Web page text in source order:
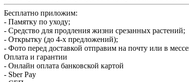
Бесплатно приложим:
- Памятку по уходу;
- Средство для продления жизни срезанных растений;
- Открытку (до 4-х предложений);
- Фото перед доставкой отправим на почту или в
Оплата и гарантии
- Онлайн оплата банковской картой
- Sber Pay